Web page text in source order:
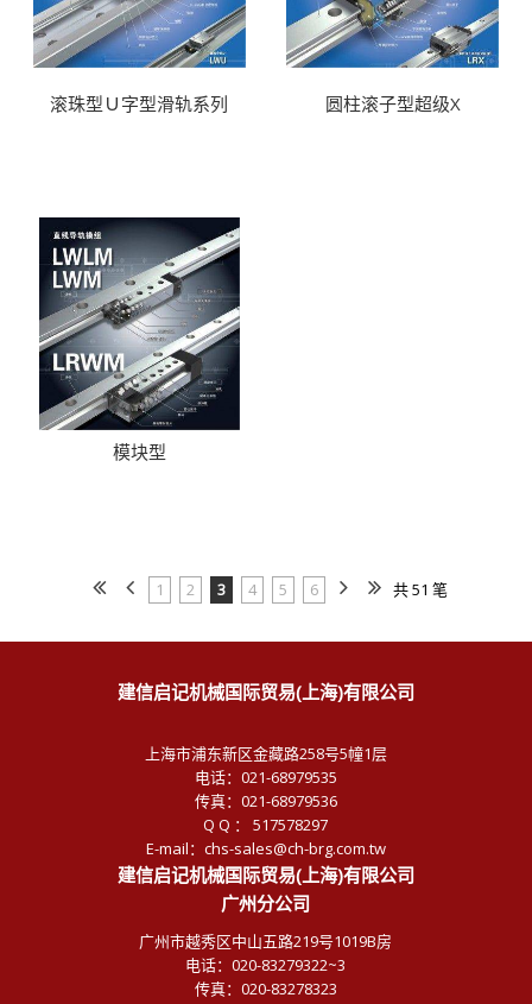
滚珠型Ｕ字型滑轨系列 圆柱滚子型超级X
模块型
1 2 3 4 5 6 共 51 笔
建信启记机械国际贸易(上海)有限公司
上海市浦东新区金藏路258号5幢1层
电话：021-68979535
传真：021-68979536
Q Q ： 517578297
E-mail：chs-sales@ch-brg.com.tw
建信启记机械国际贸易(上海)有限公司
广州分公司
广州市越秀区中山五路219号1019B房
电话：020-83279322~3
传真：020-83278323